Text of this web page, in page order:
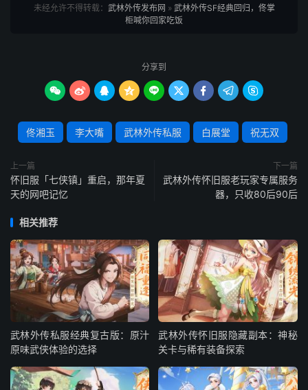
未经允许不得转载： 武林外传发布网 » 武林外传SF经典回归，佟掌
柜喊你回家吃饭
分享到
        
佟湘玉 李大嘴 武林外传私服 白展堂 祝无双
上一篇
怀旧服「七侠镇」重启，那年夏
天的网吧记忆
下一篇
武林外传怀旧服老玩家专属服务
器，只收80后90后
相关推荐
武林外传私服经典复古版：原汁
原味武侠体验的选择
武林外传怀旧服隐藏副本：神秘
关卡与稀有装备探索